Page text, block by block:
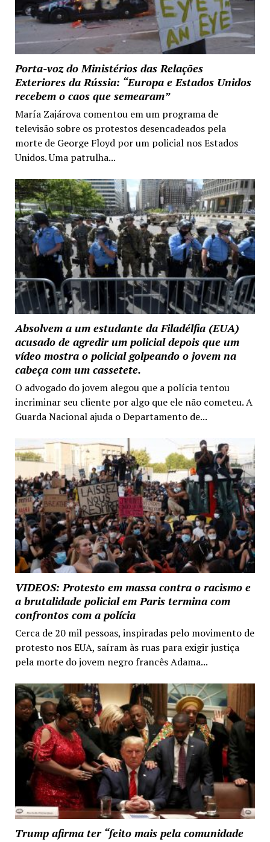
Porta-voz do Ministérios das Relações
Exteriores da Rússia: “Europa e Estados Unidos
recebem o caos que semearam”
María Zajárova comentou em um programa de
televisão sobre os protestos desencadeados pela
morte de George Floyd por um policial nos Estados
Unidos. Uma patrulha...
Absolvem a um estudante da Filadélfia (EUA)
acusado de agredir um policial depois que um
vídeo mostra o policial golpeando o jovem na
cabeça com um cassetete.
O advogado do jovem alegou que a polícia tentou
incriminar seu cliente por algo que ele não cometeu. A
Guarda Nacional ajuda o Departamento de...
VIDEOS: Protesto em massa contra o racismo e
a brutalidade policial em Paris termina com
confrontos com a polícia
Cerca de 20 mil pessoas, inspiradas pelo movimento de
protesto nos EUA, saíram às ruas para exigir justiça
pela morte do jovem negro francês Adama...
Trump afirma ter “feito mais pela comunidade